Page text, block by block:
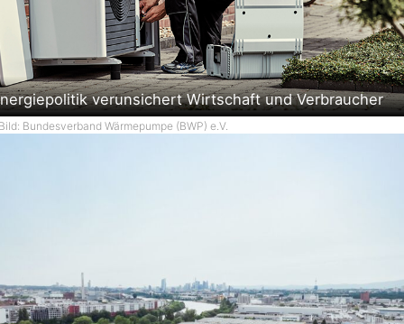
verunsichert Wirtschaft und Verbraucher
Bundesverband Wärmepumpe (BWP) e.V.